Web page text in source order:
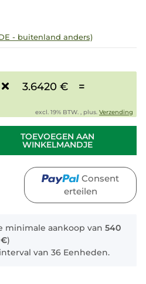
- buitenland anders)
3.6420 €
=
excl. 19% BTW. , plus. Verzending
TOEVOEGEN AAN
WINKELMANDJE
Consent
erteilen
minimale aankoop van 540
€)
van 36 Eenheden.